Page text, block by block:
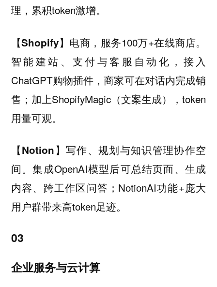
理，累积token激增。
【Shopify】 电商，服务100万+在线商店。
智能建站、支付与客服自动化，接入
ChatGPT购物插件，商家可在对话内完成销
售；加上ShopifyMagic（文案生成），token
用量可观。
【Notion】 写作、规划与知识管理协作空
间。集成OpenAI模型后可总结页面、生成
内容、跨工作区问答；NotionAI功能+庞大
用户群带来高token足迹。
03
企业服务与云计算